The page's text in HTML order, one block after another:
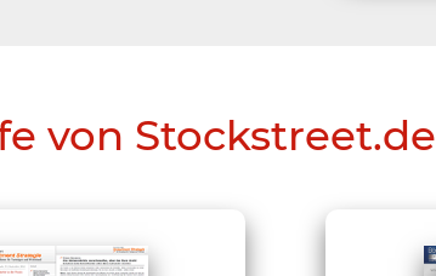
von Stockstreet.de